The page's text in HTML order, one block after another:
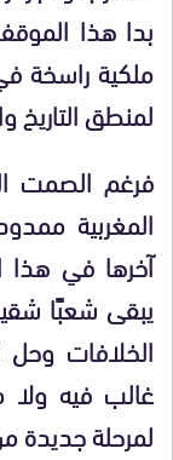
بدا هذا
ملكية راسخة
لمنطق التاريخ
فرغم الصمت
المغربية
آخرها في هذا
يبقى شعبًا
الخلافات
غالب فيه
لمرحلة جديدة